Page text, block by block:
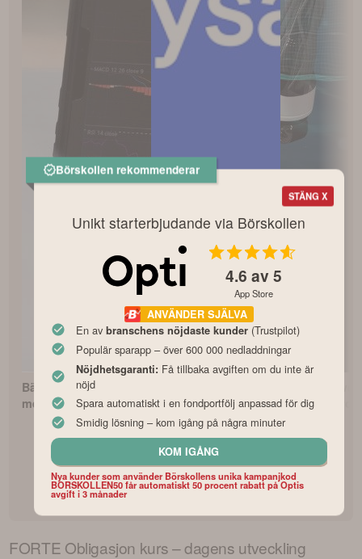
Bästa indexfonderna
med lägst avgifter
fondspara med Lysas
fondrobot
bästa
FORTE Obligasjon kurs – dagens utveckling
STÄNG X
Börskollen rekommenderar
Unikt starterbjudande via Börskollen
4.6 av 5
App Store
ANVÄNDER SJÄLVA
En av branschens nöjdaste kunder(Trustpilot)
Populär sparapp – över 600 000 nedladdningar
Nöjdhetsgaranti: Få tillbaka avgiften om du inte är
nöjd
Spara automatiskt i en fondportfölj anpassad för dig
Smidig lösning – kom igång på några minuter
KOM IGÅNG
Nya kunder som använder Börskollens unika kampanjkod
BORSKOLLEN50 får automatiskt 50 procent rabatt på Optis
avgift i 3 månader